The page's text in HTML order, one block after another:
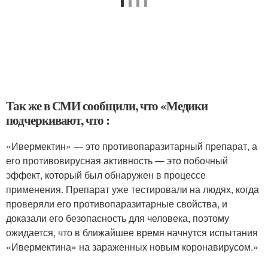
Так же в СМИ сообщили, что «Медики
подчеркивают, что :
«Ивермектин» — это противопаразитарный препарат, а
его противовирусная активность — это побочный
эффект, который был обнаружен в процессе
применения. Препарат уже тестировали на людях, когда
проверяли его противопаразитарные свойства, и
доказали его безопасность для человека, поэтому
ожидается, что в ближайшее время начнутся испытания
«Ивермектина» на зараженных новым коронавирусом.»